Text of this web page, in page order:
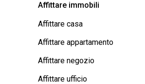
Affittare immobili
Affittare casa
Affittare appartamento
Affittare negozio
Affittare ufficio